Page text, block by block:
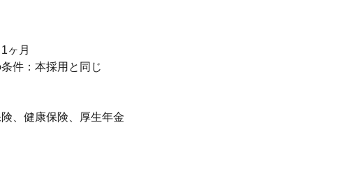
ヶ月
、健康保険、厚生年金